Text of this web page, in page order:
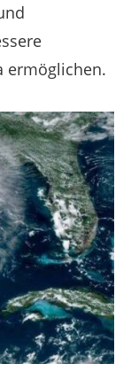
ermöglichen.